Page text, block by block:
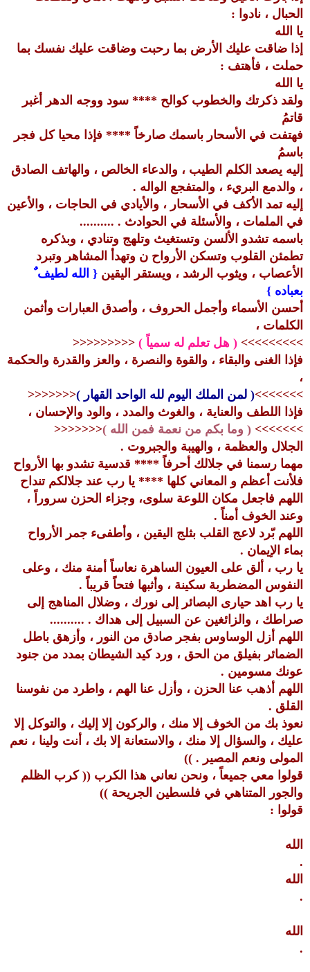
الحبال ، نادوا :
يا الله
إذا ضاقت عليك الأرض بما رحبت وضاقت عليك نفسك بما
حملت ، فأهتف :
يا الله
ولقد ذكرتك والخطوب كوالح **** سود ووجه الدهر أغبر
قاتمُ
فهتفت في الأسحار باسمك صارخاً **** فإذا محيا كل فجر
باسمُ
إليه يصعد الكلم الطيب ، والدعاء الخالص ، والهاتف الصادق
، والدمع البريء ، والمتفجع الواله .
إليه تمد الأكف في الأسحار ، والأيادي في الحاجات ، والأعين
في الملمات ، والأسئلة في الحوادث . ..........
باسمه تشدو الألسن وتستغيث وتلهج وتنادي ، وبذكره
تطمئن القلوب وتسكن الأرواح ن وتهدأ المشاهر وتبرد
الأعصاب ، ويثوب الرشد ، ويستقر اليقين { الله لطيف ٌ
بعباده }
أحسن الأسماء وأجمل الحروف ، وأصدق العبارات وأثمن
الكلمات ،
>>>>>>>>> ( هل تعلم له سمياً ) <<<<<<<<<
فإذا الغنى والبقاء ، والقوة والنصرة ، والعز والقدرة والحكمة
،
>>>>>>>( لمن الملك اليوم لله الواحد القهار )<<<<<<<
فإذا اللطف والعناية ، والغوث والمدد ، والود والإحسان ،
>>>>>>> ( وما بكم من نعمة فمن الله )<<<<<<<
الجلال والعظمة ، والهيبة والجبروت .
مهما رسمنا في جلالك أحرفاً **** قدسية تشدو بها الأرواح
فلأنت أعظم و المعاني كلها **** يا رب عند جلالكم تنداح
اللهم فاجعل مكان اللوعة سلوى، وجزاء الحزن سروراً ،
وعند الخوف أمناً .
اللهم بّرد لاعج القلب بثلج اليقين ، وأطفىء جمر الأرواح
بماء الإيمان .
يا رب ، ألق على العيون الساهرة نعاساً أمنة منك ، وعلى
النفوس المضطربة سكينة ، وأثبها فتحاً قريباً .
يا رب اهد حيارى البصائر إلى نورك ، وضلال المناهج إلى
صراطك ، والزائغين عن السبيل إلى هداك . ..........
اللهم أزل الوساوس بفجر صادق من النور ، وأزهق باطل
الضمائر بفيلق من الحق ، ورد كيد الشيطان بمدد من جنود
عونك مسومين .
اللهم أذهب عنا الحزن ، وأزل عنا الهم ، واطرد من نفوسنا
القلق .
نعوذ بك من الخوف إلا منك ، والركون إلا إليك ، والتوكل إلا
عليك ، والسؤال إلا منك ، والاستعانة إلا بك ، أنت ولينا ، نعم
المولى ونعم المصير . ))
قولوا معي جميعاً ، ونحن نعاني هذا الكرب (( كرب الظلم
والجور المتناهي في فلسطين الجريحة ))
قولوا :
الله
.
الله
.
الله
.